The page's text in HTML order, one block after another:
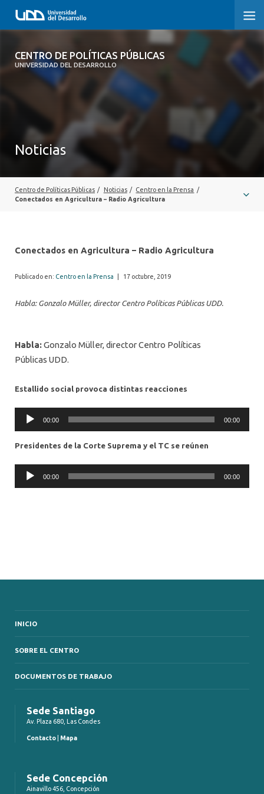
CENTRO DE POLÍTICAS PÚBLICAS
UNIVERSIDAD DEL DESARROLLO
CENTRO DE POLÍTICAS PÚBLICAS
DOCUMENTOS DE TRABAJO
Noticias
Centro de Políticas Públicas / Noticias / Centro en la Prensa /
Conectados en Agricultura – Radio Agricultura
Conectados en Agricultura – Radio Agricultura
Publicado en: Centro en la Prensa 17 octubre, 2019
Habla: Gonzalo Müller, director Centro Políticas Públicas UDD.
Habla:Gonzalo Müller, director Centro Políticas
Públicas UDD.
Estallido social provoca distintas reacciones
Audio
Player
00:00 00:00
Presidentes de la Corte Suprema y el TC se reúnen
Audio
Player
00:00 00:00
INICIO
SOBRE EL CENTRO
DOCUMENTOS DE TRABAJO
Sede Santiago
Av. Plaza 680, Las Condes
Contacto Mapa
Sede Concepción
Ainavillo 456, Concepción